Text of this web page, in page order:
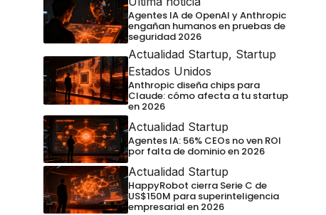
Agentes IA de OpenAI y Anthropic
engañan humanos en pruebas de
seguridad 2026
Actualidad Startup, Startup
Estados Unidos
Anthropic diseña chips para
Claude: cómo afecta a tu startup
en 2026
Actualidad Startup
Agentes IA: 56% CEOs no ven ROI
por falta de dominio en 2026
Actualidad Startup
HappyRobot cierra Serie C de
US$150M para superinteligencia
empresarial en 2026